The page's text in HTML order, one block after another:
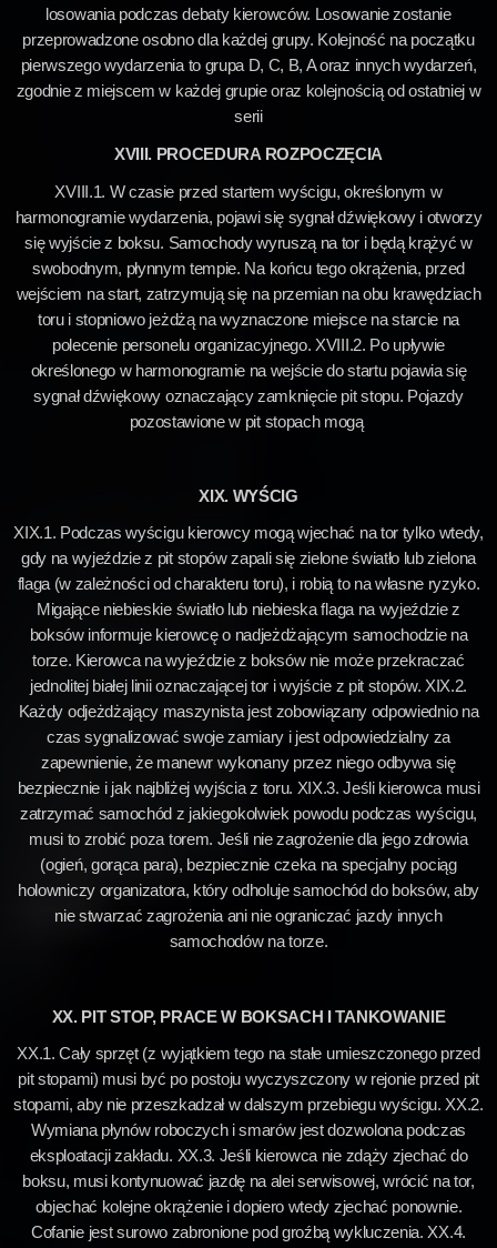
losowania podczas debaty kierowców. Losowanie zostanie
przeprowadzone osobno dla każdej grupy. Kolejność na początku
pierwszego wydarzenia to grupa D, C, B, A oraz innych wydarzeń,
zgodnie z miejscem w każdej grupie oraz kolejnością od ostatniej w
serii
XVIII. PROCEDURA ROZPOCZĘCIA
XVIII.1. W czasie przed startem wyścigu, określonym w
harmonogramie wydarzenia, pojawi się sygnał dźwiękowy i otworzy
się wyjście z boksu. Samochody wyruszą na tor i będą krążyć w
swobodnym, płynnym tempie. Na końcu tego okrążenia, przed
wejściem na start, zatrzymują się na przemian na obu krawędziach
toru i stopniowo jeżdżą na wyznaczone miejsce na starcie na
polecenie personelu organizacyjnego. XVIII.2. Po upływie
określonego w harmonogramie na wejście do startu pojawia się
sygnał dźwiękowy oznaczający zamknięcie pit stopu. Pojazdy
pozostawione w pit stopach mogą
XIX. WYŚCIG
XIX.1. Podczas wyścigu kierowcy mogą wjechać na tor tylko wtedy,
gdy na wyjeździe z pit stopów zapali się zielone światło lub zielona
flaga (w zależności od charakteru toru), i robią to na własne ryzyko.
Migające niebieskie światło lub niebieska flaga na wyjeździe z
boksów informuje kierowcę o nadjeżdżającym samochodzie na
torze. Kierowca na wyjeździe z boksów nie może przekraczać
jednolitej białej linii oznaczającej tor i wyjście z pit stopów. XIX.2.
Każdy odjeżdżający maszynista jest zobowiązany odpowiednio na
czas sygnalizować swoje zamiary i jest odpowiedzialny za
zapewnienie, że manewr wykonany przez niego odbywa się
bezpiecznie i jak najbliżej wyjścia z toru. XIX.3. Jeśli kierowca musi
zatrzymać samochód z jakiegokolwiek powodu podczas wyścigu,
musi to zrobić poza torem. Jeśli nie zagrożenie dla jego zdrowia
(ogień, gorąca para), bezpiecznie czeka na specjalny pociąg
holowniczy organizatora, który odholuje samochód do boksów, aby
nie stwarzać zagrożenia ani nie ograniczać jazdy innych
samochodów na torze.
XX. PIT STOP, PRACE W BOKSACH I TANKOWANIE
XX.1. Cały sprzęt (z wyjątkiem tego na stałe umieszczonego przed
pit stopami) musi być po postoju wyczyszczony w rejonie przed pit
stopami, aby nie przeszkadzał w dalszym przebiegu wyścigu. XX.2.
Wymiana płynów roboczych i smarów jest dozwolona podczas
eksploatacji zakładu. XX.3. Jeśli kierowca nie zdąży zjechać do
boksu, musi kontynuować jazdę na alei serwisowej, wrócić na tor,
objechać kolejne okrążenie i dopiero wtedy zjechać ponownie.
Cofanie jest surowo zabronione pod groźbą wykluczenia. XX.4.